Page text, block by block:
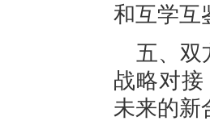
和互学互
五、双
战略对
未来的新